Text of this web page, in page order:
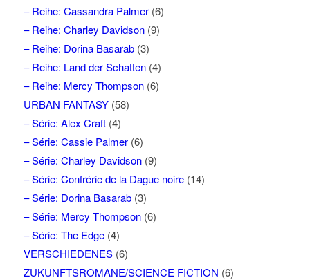
– Reihe: Cassandra Palmer(6)
– Reihe: Charley Davidson(9)
– Reihe: Dorina Basarab(3)
– Reihe: Land der Schatten(4)
– Reihe: Mercy Thompson(6)
URBAN FANTASY(58)
– Série: Alex Craft(4)
– Série: Cassie Palmer(6)
– Série: Charley Davidson(9)
– Série: Confrérie de la Dague noire(14)
– Série: Dorina Basarab(3)
– Série: Mercy Thompson(6)
– Série: The Edge(4)
VERSCHIEDENES(6)
ZUKUNFTSROMANE/SCIENCE FICTION (6)